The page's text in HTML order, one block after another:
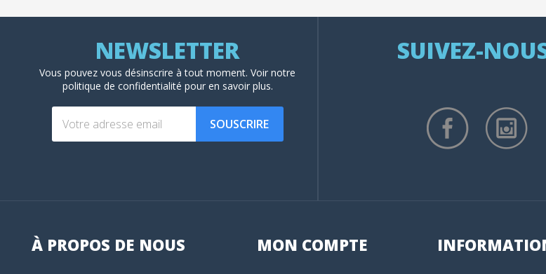
Vous pouvez vous désinscrire à tout moment. Voirnotre
politique de confidentialité pour en savoir plus.
SOUSCRIRE
SUIVEZ-
À PROPOS DE NOUS MON COMPTE